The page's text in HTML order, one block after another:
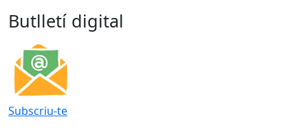
Butlletí digital
Subscriu-te